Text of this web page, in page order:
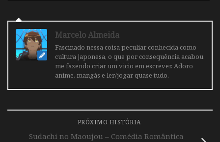
Marcelo Almeida
Fascinado nessa coisa peculiar conhecida como
cultura japonesa, o que por consequência acabou
me fazendo criar um vicio em escrever. Adoro
anime, mangás e ler/jogar quase tudo.
PRÓXIMO HISTÓRIA
Sudachi no Maoujou – Comédia Romântica